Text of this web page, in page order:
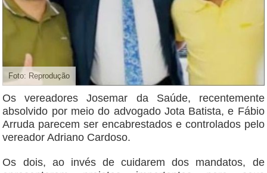
Foto: Reprodução
Os vereadores Josemar da Saúde, recentemente
absolvido por meio do advogado Jota Batista, e Fábio
Arruda parecem ser encabrestados e controlados pelo
vereador Adriano Cardoso.
Os dois, ao invés de cuidarem dos mandatos, de